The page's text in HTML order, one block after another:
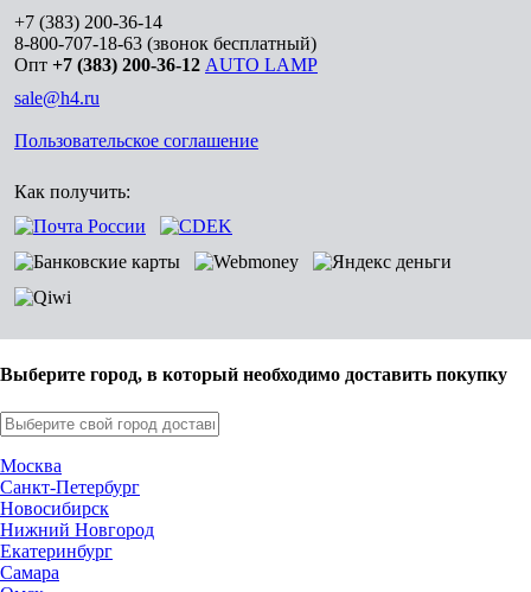
+7 (383) 200-36-14
8-800-707-18-63 (звонок бесплатный)
Опт +7 (383) 200-36-12 AUTO LAMP
sale@h4.ru
Пользовательское соглашение
Как получить:
Выберите город, в который необходимо доставить покупку
Москва
Санкт-Петербург
Новосибирск
Нижний Новгород
Екатеринбург
Самара